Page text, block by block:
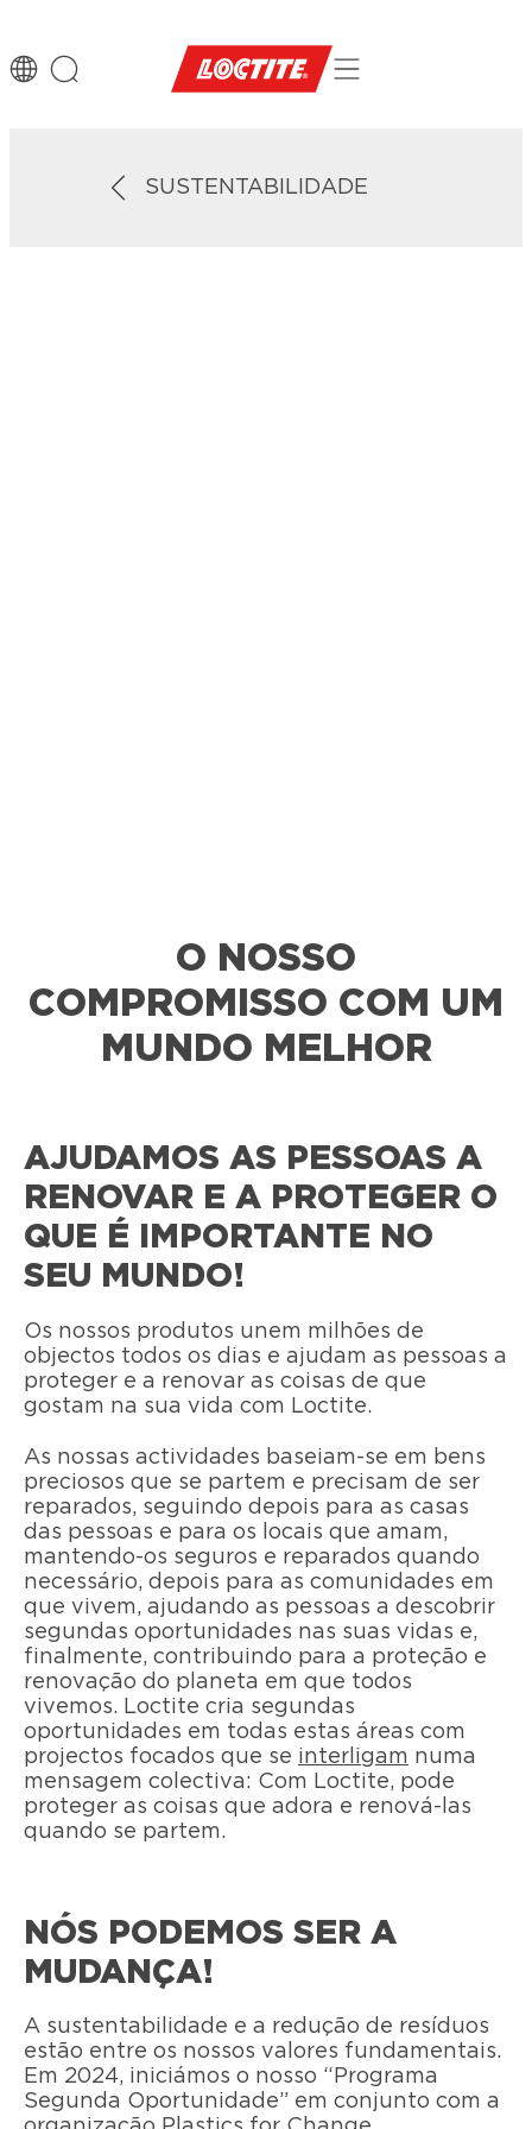
SUSTENTABILIDADE
O NOSSO
COMPROMISSO COM UM
MUNDO MELHOR
AJUDAMOS AS PESSOAS A
RENOVAR E A PROTEGER O
QUE É IMPORTANTE NO
SEU MUNDO!
Os nossos produtos unem milhões de
objectos todos os dias e ajudam as pessoas a
proteger e a renovar as coisas de que
gostam na sua vida com Loctite.
As nossas actividades baseiam-se em bens
preciosos que se partem e precisam de ser
reparados, seguindo depois para as casas
das pessoas e para os locais que amam,
mantendo-os seguros e reparados quando
necessário, depois para as comunidades em
que vivem, ajudando as pessoas a descobrir
segundas oportunidades nas suas vidas e,
finalmente, contribuindo para a proteção e
renovação do planeta em que todos
vivemos. Loctite cria segundas
oportunidades em todas estas áreas com
projectos focados que se interligam numa
mensagem colectiva: Com Loctite, pode
proteger as coisas que adora e renová-las
quando se partem.
NÓS PODEMOS SER A
MUDANÇA!
A sustentabilidade e a redução de resíduos
estão entre os nossos valores fundamentais.
Em 2024, iniciámos o nosso “Programa
Segunda Oportunidade” em conjunto com a